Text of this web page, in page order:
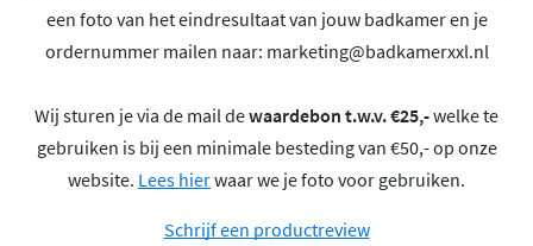
een foto van het eindresultaat van jouw badkamer en je
ordernummer mailen naar: marketing@badkamerxxl.nl
Wij sturen je via de mail dewaardebon t.w.v. €25,-welke te
gebruiken is bij een minimale besteding van €50,- op onze
website. Lees hierwaar we je foto voor gebruiken.
Schrijf een productreview